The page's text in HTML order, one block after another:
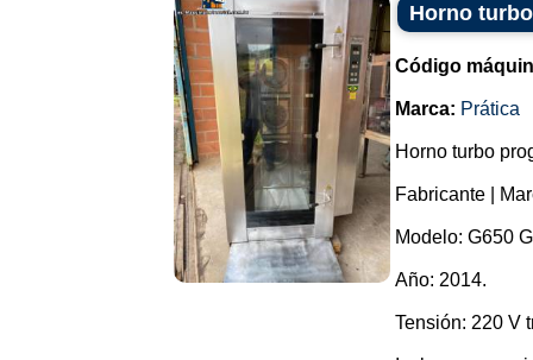
Horno
Código
Marca: Prática
Horno turbo
Fabricante |
Modelo: G650
Año: 2014.
Tensión: 220 V